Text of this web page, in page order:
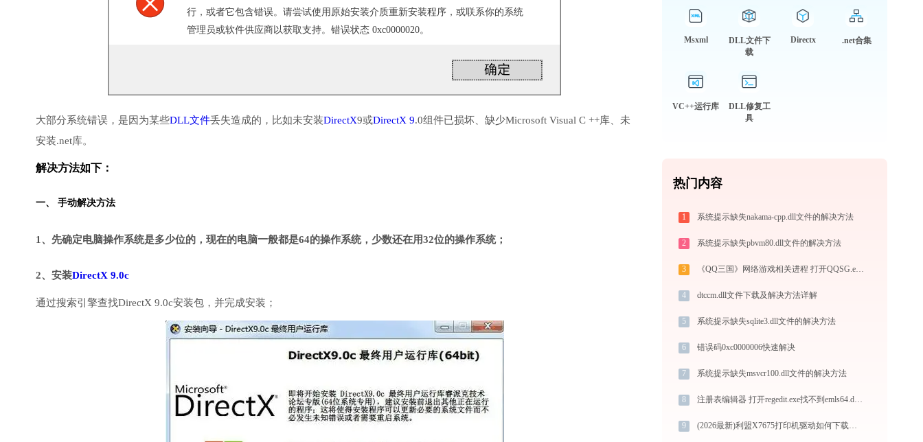
行，或者它包含错误。请尝试使用原始安装介质重新安装程序，或联系你的系统
管理员或软件供应商以获取支持。错误状态 0xc0000020。
大部分系统错误，是因为某些DLL文件丢失造成的，比如未安装DirectX9或DirectX 9.0组件已损坏、缺少Microsoft Visual C ++库、未
安装.net库。
解决方法如下：
一、 手动解决方法
1、先确定电脑操作系统是多少位的，现在的电脑一般都是64的操作系统，少数还在用32位的操作系统；
2、安装DirectX 9.0c
通过搜索引擎查找DirectX 9.0c安装包，并完成安装；
Msxml
DLL文件下
载
Directx .net合集
VC++运行库
DLL修复工
具
热门内容
1 系统提示缺失nakama-cpp.dll文件的解决方法
2 系统提示缺失pbvm80.dll文件的解决方法
3 《QQ三国》网络游戏相关进程 打开QQSG.exe找不到msvcr100.dll怎么办
4 dtccm.dll文件下载及解决方法详解
5 系统提示缺失sqlite3.dll文件的解决方法
6 错误码0xc0000006快速解决
7 系统提示缺失msvcr100.dll文件的解决方法
8 注册表编辑器 打开regedit.exe找不到emls64.dll怎么办
9 (2026最新)利盟X7675打印机驱动如何下载安装？这里有你需要的所有信息